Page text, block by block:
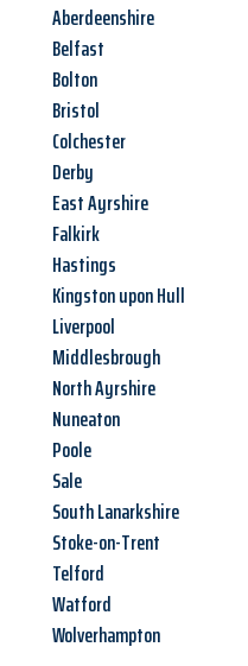
Aberdeenshire
Belfast
Bolton
Bristol
Colchester
Derby
East Ayrshire
Falkirk
Hastings
Kingston upon Hull
Liverpool
Middlesbrough
North Ayrshire
Nuneaton
Poole
Sale
South Lanarkshire
Stoke-on-Trent
Telford
Watford
Wolverhampton